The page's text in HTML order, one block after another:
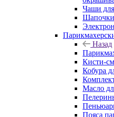
Чаши
Шапочки
Назад
Кисти-
Кобура
Масло
Пояса